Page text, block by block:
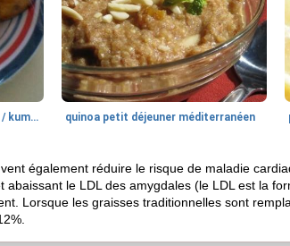
patates douces rôties au miel / kumara quinoa petit déjeuner méditerranéen
également réduire le risque de maladie
le LDL des amygdales (le LDL est la
Lorsque les graisses traditionnelles sont